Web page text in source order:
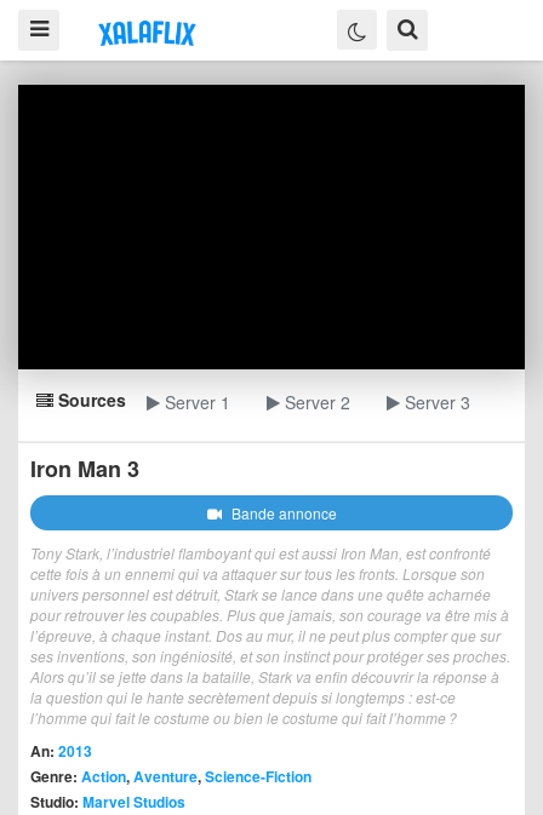
Sources Server 1 Server 2 Server 3
Iron Man 3
Bande annonce
Tony Stark, l’industriel flamboyant qui est aussi Iron Man, est confronté
cette fois à un ennemi qui va attaquer sur tous les fronts. Lorsque son
univers personnel est détruit, Stark se lance dans une quête acharnée
pour retrouver les coupables. Plus que jamais, son courage va être mis à
l’épreuve, à chaque instant. Dos au mur, il ne peut plus compter que sur
ses inventions, son ingéniosité, et son instinct pour protéger ses proches.
Alors qu’il se jette dans la bataille, Stark va enfin découvrir la réponse à
la question qui le hante secrètement depuis si longtemps : est‐ce
l’homme qui fait le costume ou bien le costume qui fait l’homme ?
An: 2013
Genre: Action,Aventure,Science-Fiction
Studio: Marvel Studios